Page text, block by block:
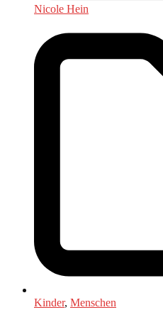
Nicole Hein
Kinder, Menschen